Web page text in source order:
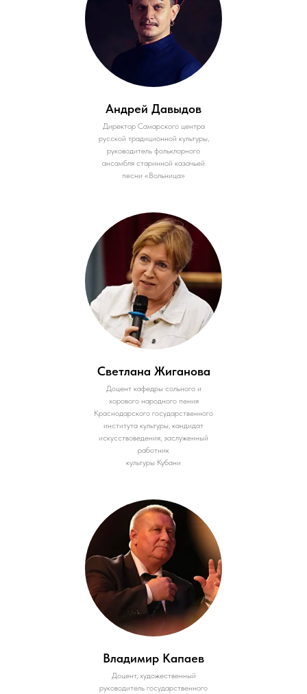
Андрей Давыдов
Директор Самарского центра
русской традиционной культуры,
руководитель фольклорного
ансамбля старинной казачьей
песни «Вольница»
Светлана Жиганова
Доцент кафедры сольного и
хорового народного пения
Краснодарского государственного
института культуры, кандидат
искусствоведения, заслуженный
работник
культуры Кубани
Владимир Капаев
Доцент, художественный
руководитель государственного